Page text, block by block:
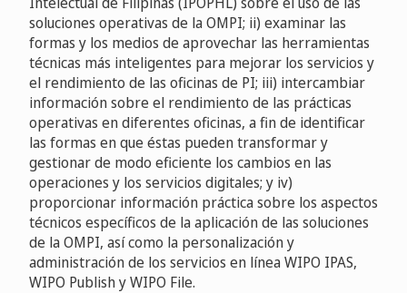
soluciones operativas de la OMPI; ii) examinar las
formas y los medios de aprovechar las herramientas
técnicas más inteligentes para mejorar los servicios y
el rendimiento de las oficinas de PI; iii) intercambiar
información sobre el rendimiento de las prácticas
operativas en diferentes oficinas, a fin de identificar
las formas en que éstas pueden transformar y
gestionar de modo eficiente los cambios en las
operaciones y los servicios digitales; y iv)
proporcionar información práctica sobre los aspectos
técnicos específicos de la aplicación de las soluciones
de la OMPI, así como la personalización y
administración de los servicios en línea WIPO IPAS,
WIPO Publish y WIPO File.